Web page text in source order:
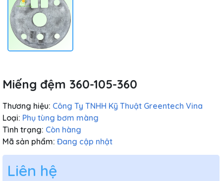
Miếng đệm 360-105-360
Thương hiệu: Công Ty TNHH Kỹ Thuật Greentech Vina
Loại: Phụ tùng bơm màng
Tình trạng: Còn hàng
Mã sản phẩm: Đang cập nhật
Liên hệ